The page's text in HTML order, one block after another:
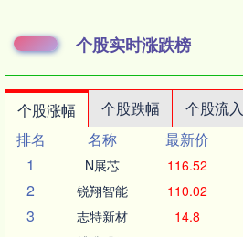
个股实时涨跌榜
个股涨幅 个股跌幅 个股流入
排名
名称 最新价
1
N展芯 116.52
2 锐翔智能 110.02
3 志特新材 14.8